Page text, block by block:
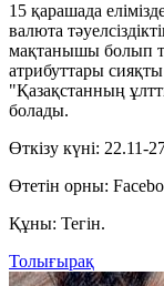
15 қарашада
валюта
мақтанышы болып
атрибуттары
"Қазақстанның
болады.
Өткізу күні: 22.11-
Өтетін орны:
Құны: Тегін.
Толығырақ